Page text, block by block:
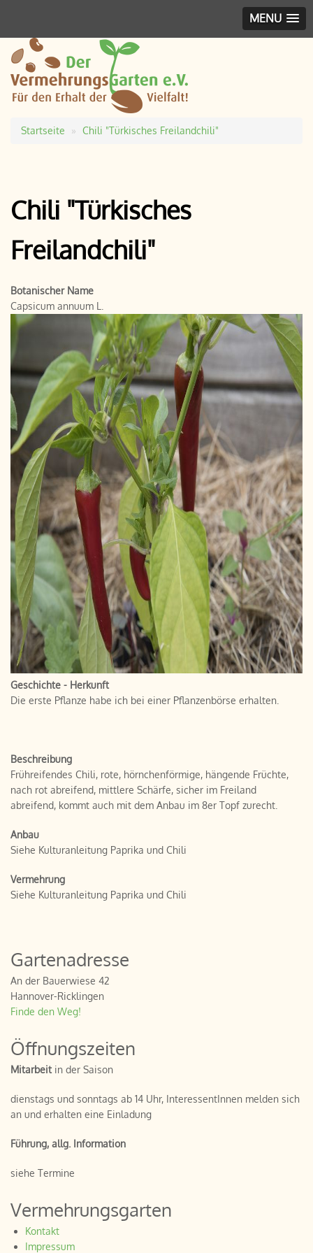
MENU
Pfadnavigation
Startseite Chili "Türkisches Freilandchili"
Chili "Türkisches
Freilandchili"
Botanischer Name
Capsicum annuum L.
Geschichte - Herkunft
Die erste Pflanze habe ich bei einer Pflanzenbörse erhalten.
Beschreibung
Frühreifendes Chili, rote, hörnchenförmige, hängende Früchte,
nach rot abreifend, mittlere Schärfe, sicher im Freiland
abreifend, kommt auch mit dem Anbau im 8er Topf zurecht.
Anbau
Siehe Kulturanleitung Paprika und Chili
Vermehrung
Siehe Kulturanleitung Paprika und Chili
Gartenadresse
An der Bauerwiese 42
Hannover-Ricklingen
Finde den Weg!
Öffnungszeiten
Mitarbeit in der Saison
dienstags und sonntags ab 14 Uhr, InteressentInnen melden sich
an und erhalten eine Einladung
Führung, allg. Information
siehe Termine
Vermehrungsgarten
Kontakt
Impressum